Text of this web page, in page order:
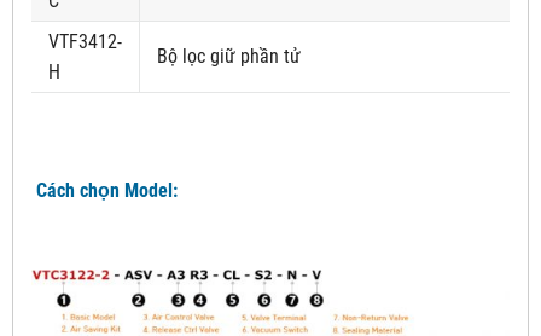
VTF3412-
H
Bộ lọc giữ phần tử
Cách chọn Model: